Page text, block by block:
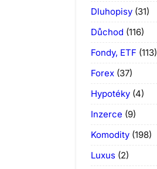
Dluhopisy (31)
Důchod (116)
Fondy, ETF (113)
Forex (37)
Hypotéky (4)
Inzerce (9)
Komodity (198)
Luxus (2)